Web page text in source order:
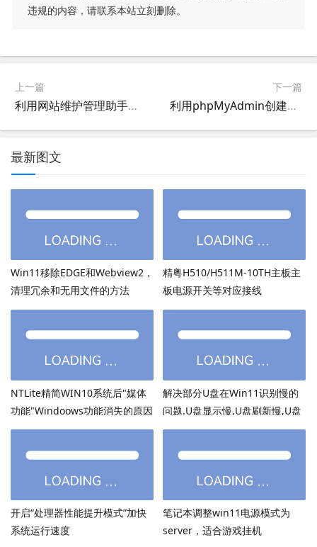
违规的内容，请联系本站立刻删除。
上一篇
利用网站维护管理助手开网站管理IIS管理网站安全设置权限设置
下一篇
利用phpMyAdmin创建mysql数据库的用户和对应的数据库
最新图文
Win11移除EDGE和Webview2，
清理冗余和无用文件的方法
精粤H510/H511M-10TH主板主
板电源开关等对应接线
NTLite精简WIN10系统后"媒体
功能"Windoows功能消失的原因
解决部分U盘在Win11识别慢的
问题.U盘显示慢,U盘刷新慢,U盘
加载慢
开启“处理器性能提升模式”加快
系统运行速度
笔记本调整win11电源模式为
server，适合游戏挂机